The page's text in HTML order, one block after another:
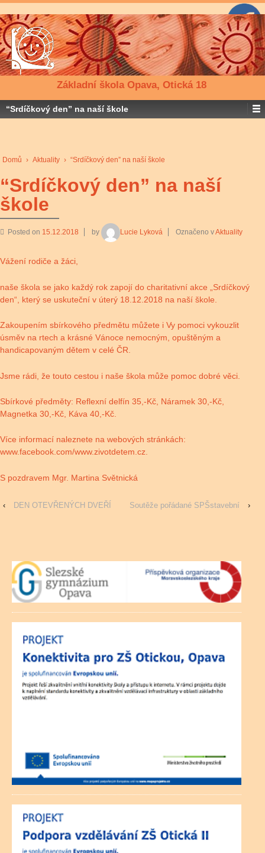
Základní škola Opava, Otická 18
“Srdíčkový den” na naší škole
Domů › Aktuality › “Srdíčkový den” na naší škole
“Srdíčkový den” na naší
škole
Posted on 15.12.2018 by Lucie Lyková Označeno vAktuality
Vážení rodiče a žáci,
naše škola se jako každý rok zapojí do charitativní akce „Srdíčkový
den“, který se uskuteční v úterý 18.12.2018 na naší škole.
Zakoupením sbírkového předmětu můžete i Vy pomoci vykouzlit
úsměv na rtech a krásné Vánoce nemocným, opuštěným a
handicapovaným dětem v celé ČR.
Jsme rádi, že touto cestou i naše škola může pomoc dobré věci.
Sbírkové předměty: Reflexní delfín 35,-Kč, Náramek 30,-Kč,
Magnetka 30,-Kč, Káva 40,-Kč.
Více informací naleznete na webových stránkách:
www.facebook.com/www.zivotdetem.cz.
S pozdravem Mgr. Martina Světnická
‹ DEN OTEVŘENÝCH DVEŘÍ Soutěže pořádané SPŠstavební ›